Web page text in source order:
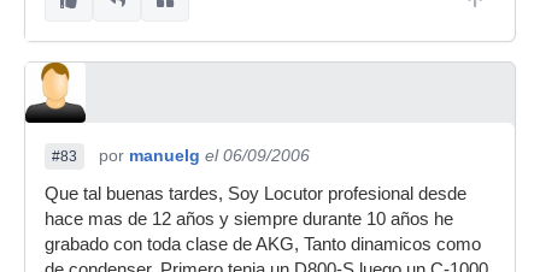
#83 por manuelg el 06/09/2006
Que tal buenas tardes, Soy Locutor profesional desde
hace mas de 12 años y siempre durante 10 años he
grabado con toda clase de AKG, Tanto dinamicos como